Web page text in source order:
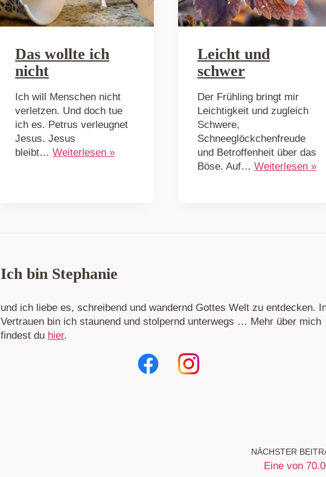
Das wollte ich
nicht
Ich will Menschen nicht
verletzen. Und doch tue
ich es. Petrus verleugnet
Jesus. Jesus
bleibt… Weiterlesen »
Leicht und
schwer
Der Frühling bringt mir
Leichtigkeit und zugleich
Schwere,
Schneeglöckchenfreude
und Betroffenheit über das
Böse. Auf… Weiterlesen »
Ich bin Stephanie
und ich liebe es, schreibend und wandernd Gottes Welt zu entdecken.
Vertrauen bin ich staunend und stolpernd unterwegs … Mehr über mich
findest du hier.
NÄCHSTER
Eine von